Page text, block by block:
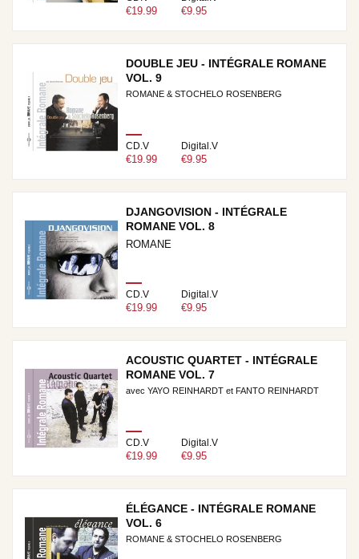
€19.99 €9.95
DOUBLE JEU - INTÉGRALE ROMANE
VOL. 9
ROMANE & STOCHELO ROSENBERG
CD.V
€19.99
Digital.V
€9.95
DJANGOVISION - INTÉGRALE
ROMANE VOL. 8
ROMANE
CD.V
€19.99
Digital.V
€9.95
ACOUSTIC QUARTET - INTÉGRALE
ROMANE VOL. 7
avec YAYO REINHARDT et FANTO REINHARDT
CD.V
€19.99
Digital.V
€9.95
ÉLÉGANCE - INTÉGRALE ROMANE
VOL. 6
ROMANE & STOCHELO ROSENBERG